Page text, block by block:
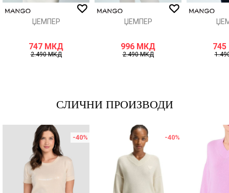
ЏЕМПЕР
747 МКД
2.490МКД
ЏЕМПЕР
996 МКД
2.490МКД
745
СЛИЧНИ ПРОИЗВОДИ
-40% -40%